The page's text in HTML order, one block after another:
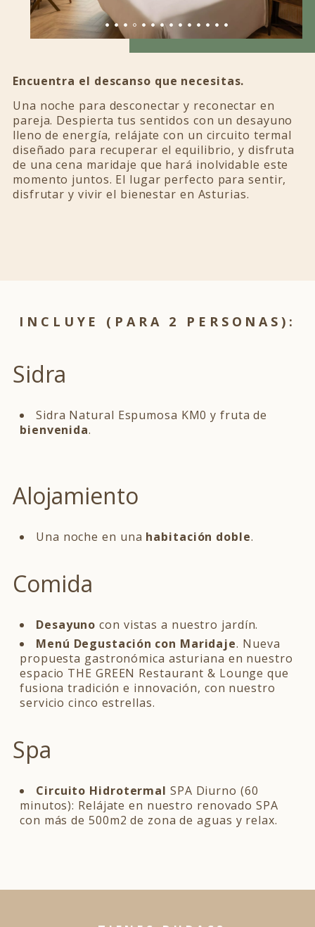
Encuentra el descanso que necesitas.
Una noche para desconectar y reconectar en
pareja. Despierta tus sentidos con un desayuno
lleno de energía, relájate con un circuito termal
diseñado para recuperar el equilibrio, y disfruta
de una cena maridaje que hará inolvidable este
momento juntos. El lugar perfecto para sentir,
disfrutar y vivir el bienestar en Asturias.
INCLUYE (PARA 2 PERSONAS):
Sidra
Sidra Natural Espumosa KM0 y fruta de
bienvenida.
Alojamiento
Una noche en una habitación doble.
Comida
Desayunocon vistas a nuestro jardín.
Menú Degustación con Maridaje. Nueva
propuesta gastronómica asturiana en nuestro
espacio THE GREEN Restaurant & Lounge que
fusiona tradición e innovación, con nuestro
servicio cinco estrellas.
Spa
Circuito Hidrotermal SPA Diurno (60
minutos): Relájate en nuestro renovado SPA
con más de 500m2 de zona de aguas y relax.